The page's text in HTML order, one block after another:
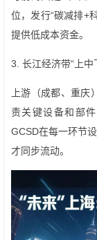
位，发行“碳减排+
提供低成本资金。
3. 长江经济带“上中
上游（成都、重
责关键设备和部
GCSD在每一环节
才同步流动。